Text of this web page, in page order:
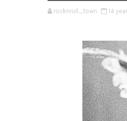
rocknroll_town 14